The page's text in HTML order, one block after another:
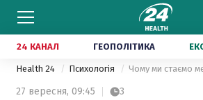
24 КАНАЛ ГЕОПОЛІТИКА
Health 24 Психологія
27 вересня, 09:45 3